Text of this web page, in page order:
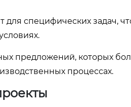
специфических задач,
предложений, которых
процессах.